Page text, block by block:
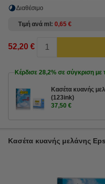
Διαθέσιμο
Τιμή ανά ml 0,65 €
52,20 €
Κέρδισε 28,2% σε σύγκριση με
Κασέτα κυανής
(123ink)
37,50 €
Κασέτα κυανής μελάνης